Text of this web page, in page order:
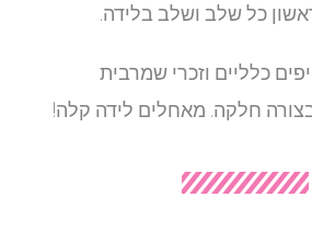
כל שלב ושלב בלידה.
כלליים וזכרי שמרבית
חלקה. מאחלים לידה קלה!